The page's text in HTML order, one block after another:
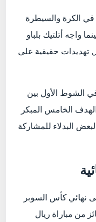
في الكرة والسيطرة
واجه أتلتيك بلباو
تهديدات حقيقية على
الشوط الأول بين
يضيف الهدف الخامس المبكر
البدلاء للمشاركة
إلى نهائي كأس السوبر
الفائز من مباراة ريال